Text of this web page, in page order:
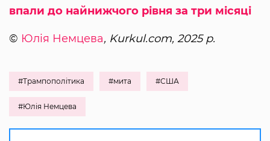
впали до найнижчого рівня за три місяці
© Юлія Немцева, Kurkul.com, 2025 р.
#Трампополітика #мита #США
#Юлія Немцева